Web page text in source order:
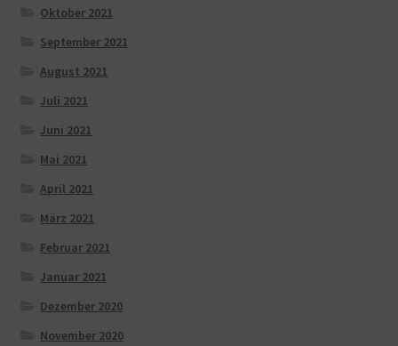
Oktober 2021
September 2021
August 2021
Juli 2021
Juni 2021
Mai 2021
April 2021
März 2021
Februar 2021
Januar 2021
Dezember 2020
November 2020